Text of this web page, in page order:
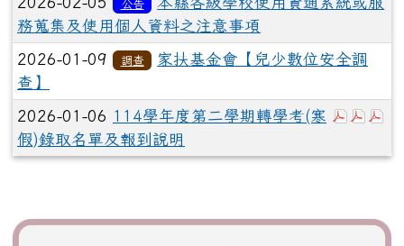
公告
務蒐集及使用個人資料之注意事項
2026-01-09 調查
家扶基金會【兒少數位安全調
查】
於彈
於
2026-01-06 114學年度第二學期轉學考(寒
假)錄取名單及報到說明